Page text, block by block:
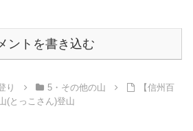
ントを書き込む
り 5・その他の山
【信州百
(とっこさん)登山